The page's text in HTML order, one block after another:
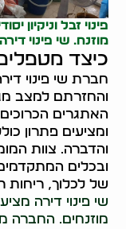
פינוי זבל וניקיון
מוזנח. שי פינוי
כיצד
חברת שי פינוי
והחזרתם למצב
האתגרים
ומציעים פתרון
והדברה. צוות
ובכלים
של לכלוך, ריחות
שי פינוי דירה
מוזנחים. החברה